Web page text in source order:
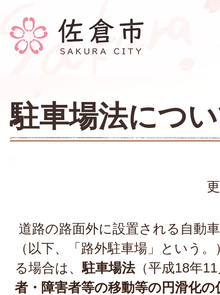
駐車場法につ
道路の路面外に設置される自動
（以下、「路外駐車場」という
る場合は、駐車場法（平成18年
者・障害者等の移動等の円滑化